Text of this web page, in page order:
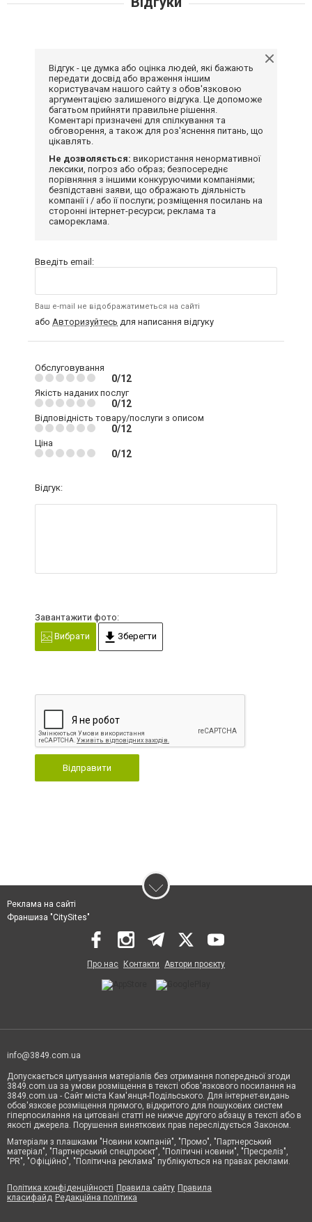
Відгук - це думка або оцінка людей, які бажають
передати досвід або враження іншим
користувачам нашого сайту з обов'язковою
аргументацією залишеного відгука. Це допоможе
багатьом прийняти правильне рішення.
Коментарі призначені для спілкування та
обговорення, а також для роз'яснення питань, що
цікавлять.
Не дозволяється: використання ненормативної
лексики, погроз або образ; безпосереднє
порівняння з іншими конкуруючими компаніями;
безпідставні заяви, що ображають діяльність
компанії і / або її послуги; розміщення посилань на
сторонні інтернет-ресурси; реклама та
самореклама.
Введіть email:
Ваш e-mail не відображатиметься на сайті
або Авторизуйтесь для написання відгуку
Обслуговування
0/12
Якість наданих послуг
0/12
Відповідність товару/послуги з описом
0/12
Ціна
0/12
Відгук:
Завантажити фото:
Вибрати
Зберегти
Відправити
Реклама на сайті
Франшиза "CitySites"
Про нас Контакти Автори проєкту
info@3849.com.ua
Допускається цитування матеріалів без отримання попередньої згоди
3849.com.ua за умови розміщення в тексті обов'язкового посилання на
3849.com.ua - Сайт міста Кам'янця-Подільського. Для інтернет-видань
обов'язкове розміщення прямого, відкритого для пошукових систем
гіперпосилання на цитовані статті не нижче другого абзацу в тексті або в
якості джерела. Порушення виняткових прав переслідується Законом.
Матеріали з плашками "Новини компаній", "Промо", "Партнерський
матеріал", "Партнерський спецпроєкт", "Політичні новини", "Пресреліз",
"PR", "Офіційно", "Політична реклама" публікуються на правах реклами.
Політика конфіденційності Правила сайту Правила
класифайд Редакційна політика